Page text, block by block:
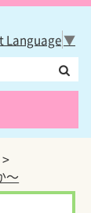
Language▼
～